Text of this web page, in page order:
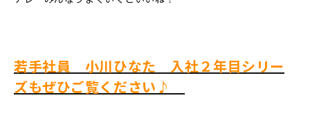
若手社員 小川ひなた 入社２年目シリー
ズもぜひご覧ください♪